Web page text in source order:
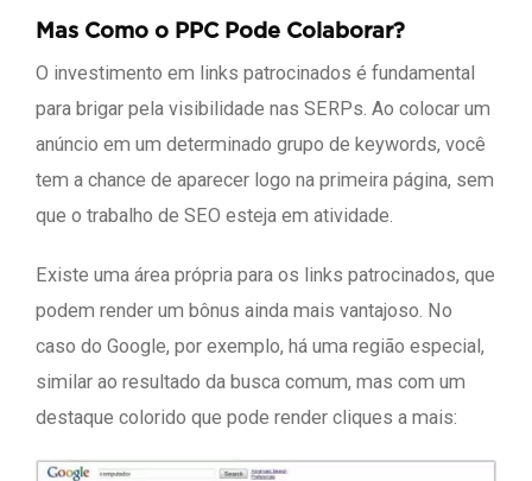
Mas Como o PPC Pode Colaborar?
O investimento em links patrocinados é fundamental
para brigar pela visibilidade nas SERPs. Ao colocar um
anúncio em um determinado grupo de keywords, você
tem a chance de aparecer logo na primeira página, sem
que o trabalho de SEO esteja em atividade.
Existe uma área própria para os links patrocinados, que
podem render um bônus ainda mais vantajoso. No
caso do Google, por exemplo, há uma região especial,
similar ao resultado da busca comum, mas com um
destaque colorido que pode render cliques a mais: